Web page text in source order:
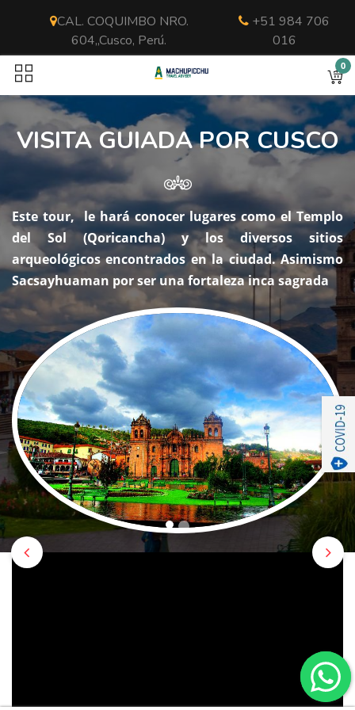
CAL. COQUIMBO NRO.
604,,Cusco, Perú.
+51 984 706
016
0
VISITA GUIADA POR CUSCO
Este tour, le hará conocer lugares como el Templo
del Sol (Qoricancha) y los diversos sitios
arqueológicos encontrados en la ciudad. Asimismo
Sacsayhuaman por ser una fortaleza inca sagrada
Previous